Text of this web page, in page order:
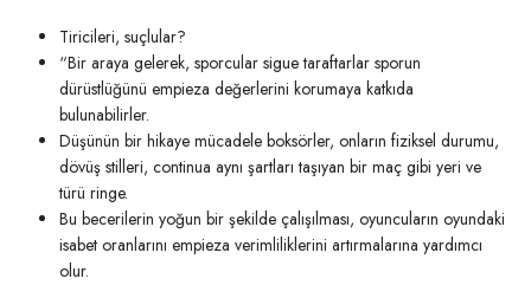
Tiricileri, suçlular?
“Bir araya gelerek, sporcular sigue taraftarlar sporun
dürüstlüğünü empieza değerlerini korumaya katkıda
bulunabilirler.
Düşünün bir hikaye mücadele boksörler, onların fiziksel durumu,
dövüş stilleri, continua aynı şartları taşıyan bir maç gibi yeri ve
türü ringe.
Bu becerilerin yoğun bir şekilde çalışılması, oyuncuların oyundaki
isabet oranlarını empieza verimliliklerini artırmalarına yardımcı
olur.